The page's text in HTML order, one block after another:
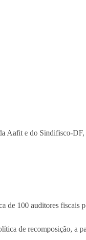
Aafit e do Sindifisco-
de 100 auditores fiscais
de recomposição, a